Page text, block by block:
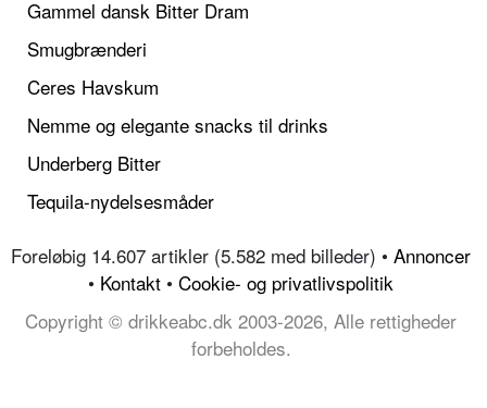
Gammel dansk Bitter Dram
Smugbrænderi
Ceres Havskum
Nemme og elegante snacks til drinks
Underberg Bitter
Tequila-nydelsesmåder
Foreløbig 14.607 artikler (5.582 med billeder) • Annoncer
• Kontakt • Cookie- og privatlivspolitik
Copyright © drikkeabc.dk 2003-2026, Alle rettigheder
forbeholdes.